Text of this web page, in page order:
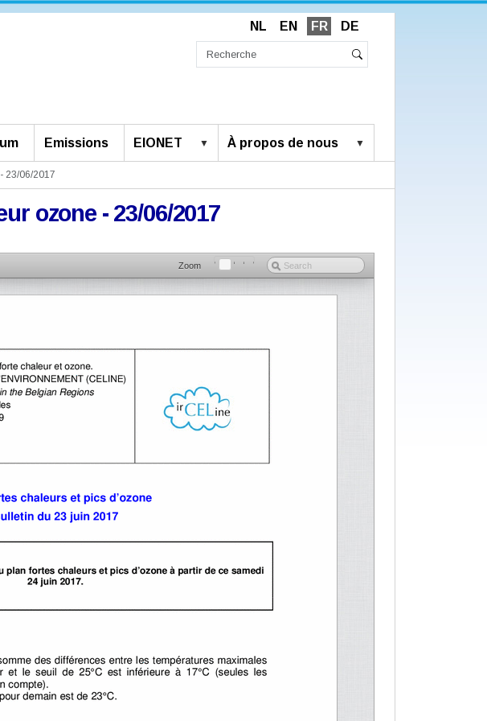
NL EN FR DE
Emissions EIONET À propos de nous
23/06/2017
ozone - 23/06/2017
Zoom